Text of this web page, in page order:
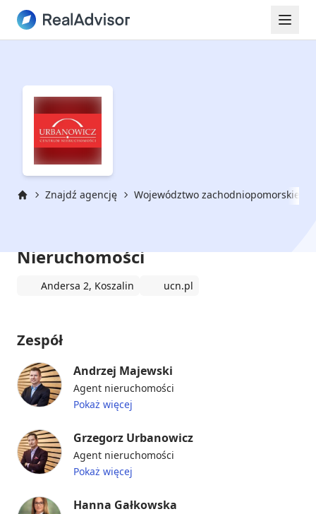
Znajdź agencję Województwo zachodniopomorskie
Nieruchomości
Andersa 2, Koszalin ucn.pl
Zespół
Andrzej Majewski
Agent nieruchomości
Pokaż więcej
Grzegorz Urbanowicz
Agent nieruchomości
Pokaż więcej
Hanna Gałkowska